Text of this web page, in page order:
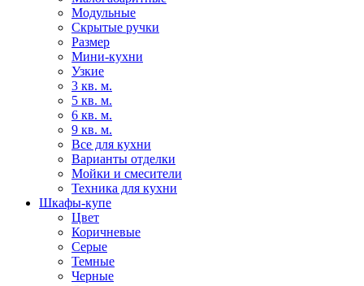
Модульные
Скрытые ручки
Размер
Мини-кухни
Узкие
3 кв. м.
5 кв. м.
6 кв. м.
9 кв. м.
Все для кухни
Варианты отделки
Мойки и смесители
Техника для кухни
Шкафы-купе
Цвет
Коричневые
Серые
Темные
Черные